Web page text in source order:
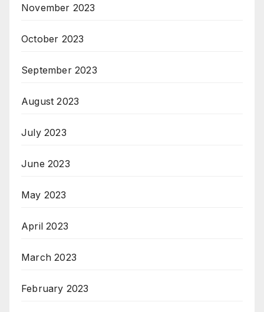
November 2023
October 2023
September 2023
August 2023
July 2023
June 2023
May 2023
April 2023
March 2023
February 2023